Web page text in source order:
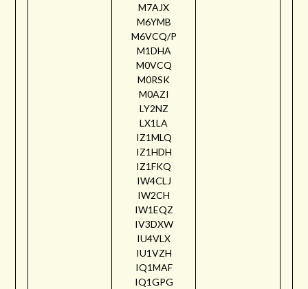
M7AJX
M6YMB
M6VCQ/P
M1DHA
M0VCQ
M0RSK
M0AZI
LY2NZ
LX1LA
IZ1MLQ
IZ1HDH
IZ1FKQ
IW4CLJ
IW2CH
IW1EQZ
IV3DXW
IU4VLX
IU1VZH
IQ1MAF
IQ1GPG